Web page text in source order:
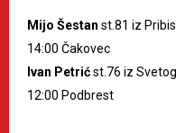
Mijo Šestan st.81 iz
14:00 Čakovec
Ivan Petrićst.76 iz
12:00 Podbrest